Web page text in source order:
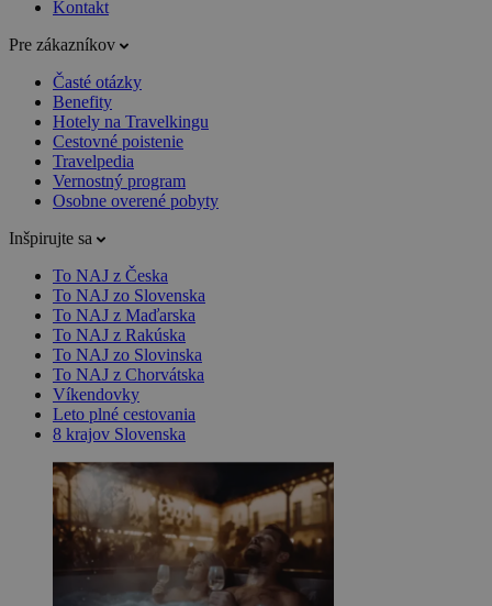
Kontakt
Pre zákazníkov
Časté otázky
Benefity
Hotely na Travelkingu
Cestovné poistenie
Travelpedia
Vernostný program
Osobne overené pobyty
Inšpirujte sa
To NAJ z Česka
To NAJ zo Slovenska
To NAJ z Maďarska
To NAJ z Rakúska
To NAJ zo Slovinska
To NAJ z Chorvátska
Víkendovky
Leto plné cestovania
8 krajov Slovenska